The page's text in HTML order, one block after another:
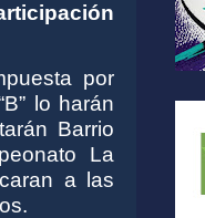
por
lo harán
Barrio
La
a las